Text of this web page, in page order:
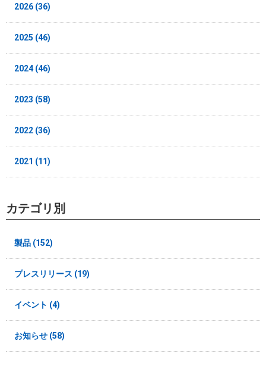
2026 (36)
2025 (46)
2024 (46)
2023 (58)
2022 (36)
2021 (11)
カテゴリ別
製品 (152)
プレスリリース (19)
イベント (4)
お知らせ (58)